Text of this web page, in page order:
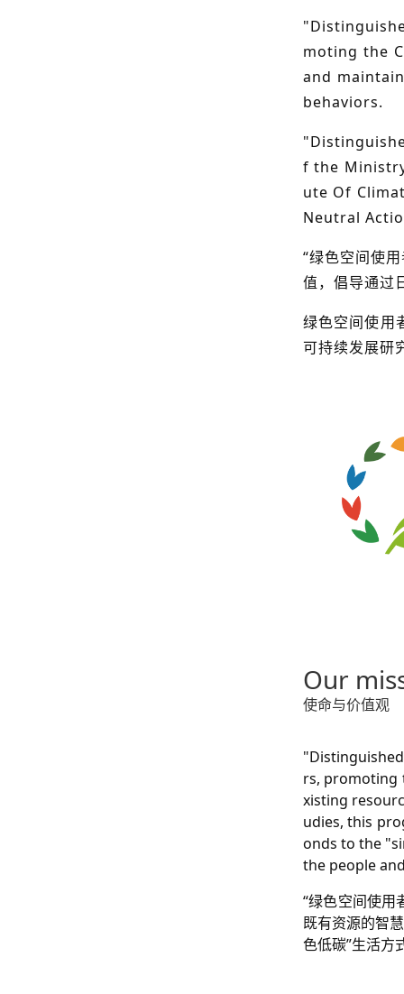
moting the
and
behaviors.
f the
ute Of
Neutral
“绿色空间使
值，倡导通过
绿色空间使用
可持续发展研
Our
使命与价值观
rs, promoting
xisting
udies, this
onds to the
the people
“绿色空间使用
既有资源的智
色低碳”生活方